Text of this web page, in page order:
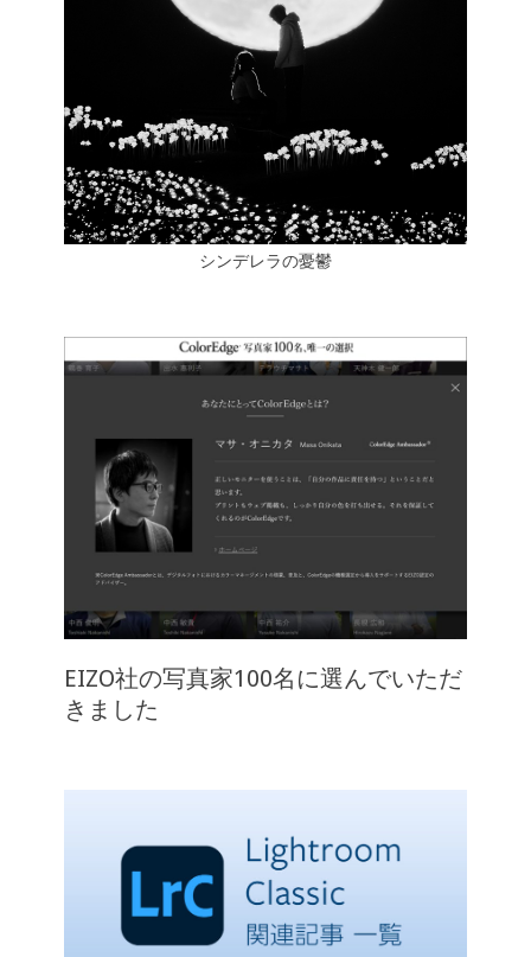
シンデレラの憂鬱
EIZO社の写真家100名に選んでいただ
きました